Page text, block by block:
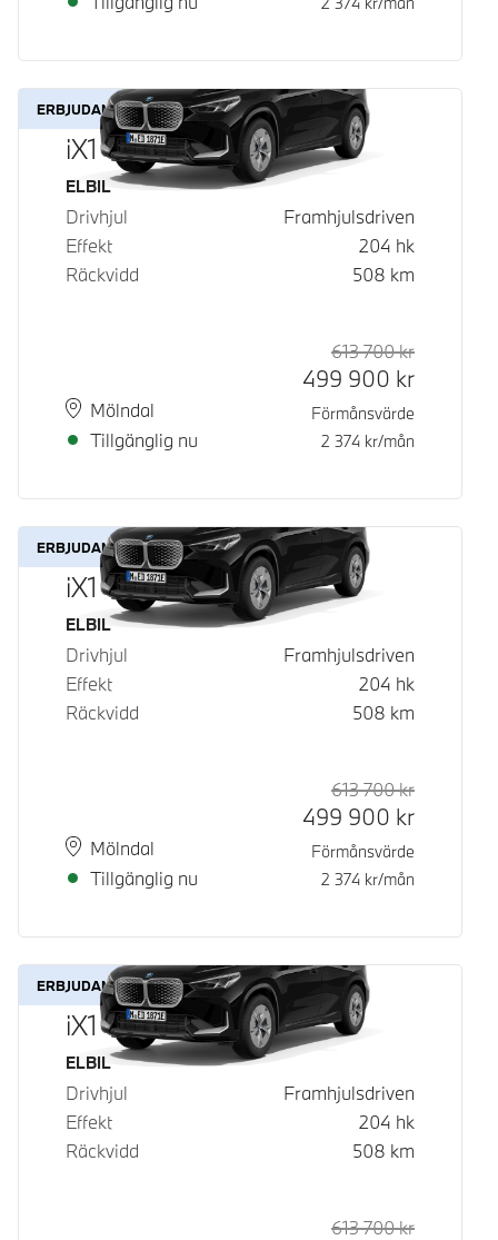
ERBJUDANDE
iX1 eDrive20
Bränsle
ELBIL
Drivhjul
Framhjulsdriven
Effekt
204 hk
Räckvidd
508 km
PlatsMölndal
Leveranstid
Tillgänglig nu
Rek. ord
613 700kr
499 900 kr
Förmånsvärde
2 374 kr/mån
ERBJUDANDE
iX1 eDrive20
Bränsle
ELBIL
Drivhjul
Framhjulsdriven
Effekt
204 hk
Räckvidd
508 km
PlatsMölndal
Leveranstid
Tillgänglig nu
Rek. ord
613 700kr
499 900 kr
Förmånsvärde
2 374 kr/mån
ERBJUDANDE
iX1 eDrive20
Bränsle
ELBIL
Drivhjul
Framhjulsdriven
Effekt
204 hk
Räckvidd
508 km
Rek. ord
613 700kr